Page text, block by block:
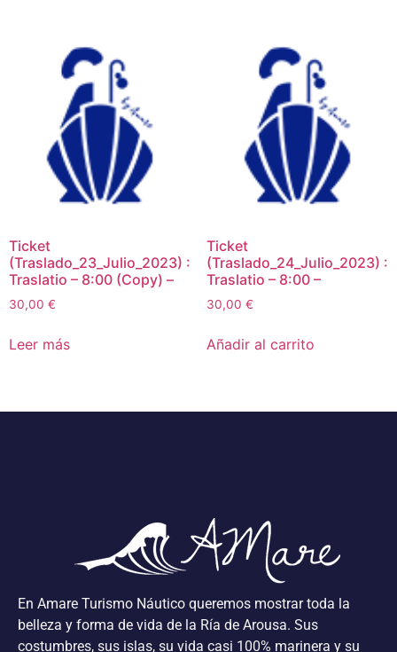
Ticket
(Traslado_23_Julio_2023) :
Traslatio – 8:00 (Copy) –
30,00 €
Leer más
Ticket
(Traslado_24_Julio_2023) :
Traslatio – 8:00 –
30,00 €
Añadir al carrito
En Amare Turismo Náutico queremos mostrar toda la
belleza y forma de vida de la Ría de Arousa. Sus
costumbres, sus islas, su vida casi 100% marinera y su